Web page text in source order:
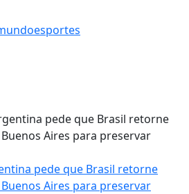
esportes
pede que Brasil retorne
Aires para preservar